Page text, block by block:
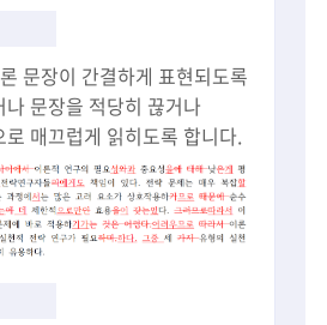
문장이 간결하게 표현되도록
문장을 적당히 끊거나
매끄럽게 읽히도록 합니다.